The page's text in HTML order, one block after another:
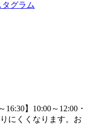
タグラム
16:30】 10:00～12:00・
にくくなります。お